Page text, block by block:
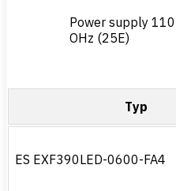
Power supply
OHz (25E)
Typ
ES EXF390LED-0600-FA4